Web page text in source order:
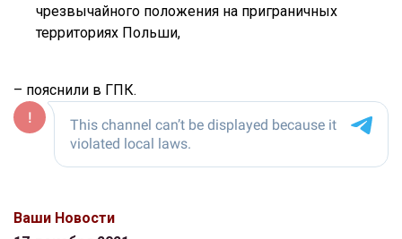
чрезвычайного положения на приграничных
территориях Польши,
– пояснили в ГПК.
Ваши Новости